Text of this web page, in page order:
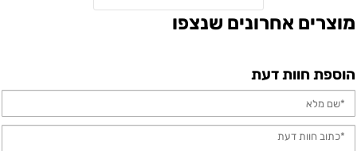
מוצרים אחרונים שנצפו
הוספת חוות דעת